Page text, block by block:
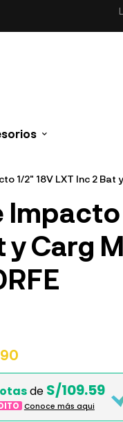
1/2" 18V LXT Inc 2 Bat
Impacto
y Carg
de S/109.59
Conoce más aqui